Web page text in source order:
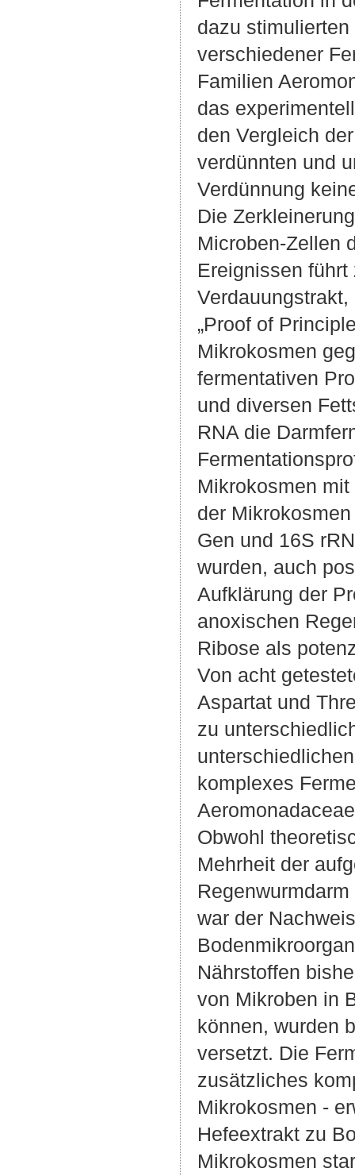
dazu
verschiedener
Familien
das
den Vergleich
verdünnten und
Verdünnung
Die
Microben-Zellen
Ereignissen
„Proof of
Mikrokosmen
fermentativen
und diversen
RNA die
Mikrokosmen
der
Gen und 16S
wurden, auch
Aufklärung der
anoxischen
Ribose als
Von acht
Aspartat und
zu
komplexes
Obwohl
Mehrheit der
war der
Nährstoffen
von Mikroben in
können, wurden
versetzt. Die
zusätzliches
Mikrokosmen -
Hefeextrakt zu
Mikrokosmen